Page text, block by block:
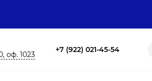
оф. 1023
+7 (922) 021-45-54